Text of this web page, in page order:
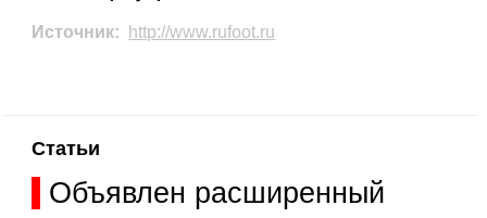
Источник: http://www.rufoot.ru
Статьи
Объявлен расширенный